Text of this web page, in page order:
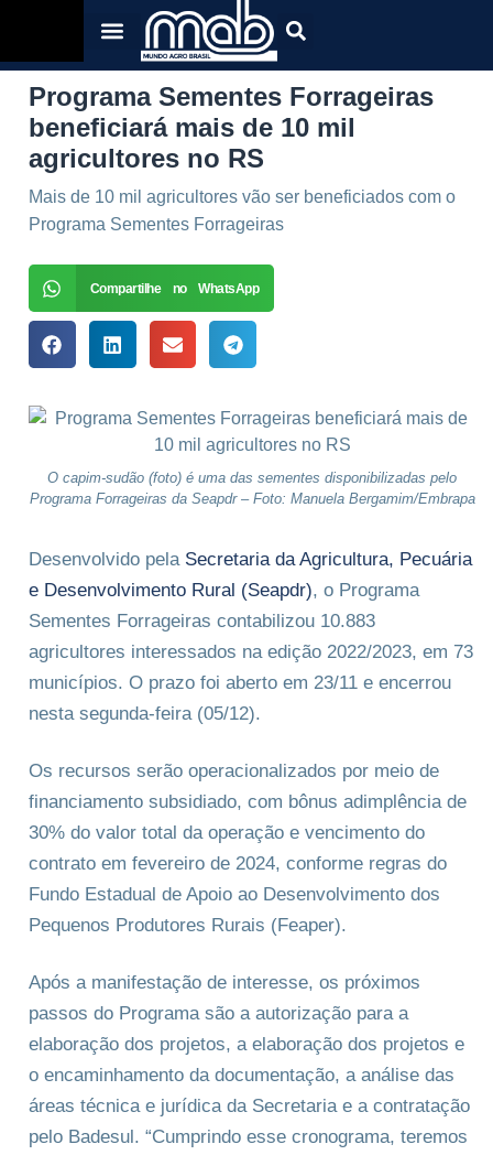
Programa Sementes Forrageiras
beneficiará mais de 10 mil
agricultores no RS
Mais de 10 mil agricultores vão ser beneficiados com o
Programa Sementes Forrageiras
Compartilhe no WhatsApp
O capim-sudão (foto) é uma das sementes disponibilizadas pelo
Programa Forrageiras da Seapdr – Foto: Manuela Bergamim/Embrapa
Desenvolvido pela Secretaria da Agricultura, Pecuária
e Desenvolvimento Rural (Seapdr), o Programa
Sementes Forrageiras contabilizou 10.883
agricultores interessados na edição 2022/2023, em 73
municípios. O prazo foi aberto em 23/11 e encerrou
nesta segunda-feira (05/12).
Os recursos serão operacionalizados por meio de
financiamento subsidiado, com bônus adimplência de
30% do valor total da operação e vencimento do
contrato em fevereiro de 2024, conforme regras do
Fundo Estadual de Apoio ao Desenvolvimento dos
Pequenos Produtores Rurais (Feaper).
Após a manifestação de interesse, os próximos
passos do Programa são a autorização para a
elaboração dos projetos, a elaboração dos projetos e
o encaminhamento da documentação, a análise das
áreas técnica e jurídica da Secretaria e a contratação
pelo Badesul. “Cumprindo esse cronograma, teremos